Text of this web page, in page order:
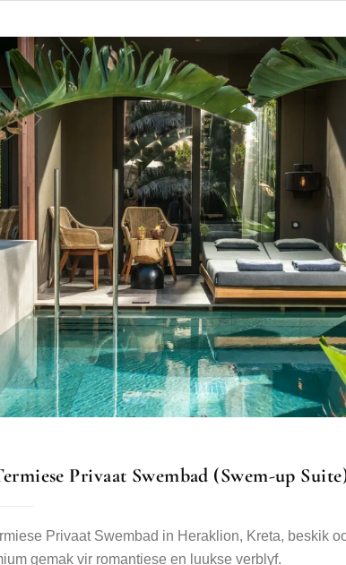
Privaat Swembad (Swem-up
Privaat Swembad in Heraklion, Kreta, beskik
gemak vir romantiese en luukse verblyf.